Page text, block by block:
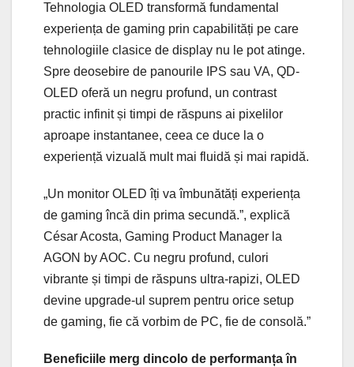
Tehnologia OLED transformă fundamental
experiența de gaming prin capabilități pe care
tehnologiile clasice de display nu le pot atinge.
Spre deosebire de panourile IPS sau VA, QD-
OLED oferă un negru profund, un contrast
practic infinit și timpi de răspuns ai pixelilor
aproape instantanee, ceea ce duce la o
experiență vizuală mult mai fluidă și mai rapidă.
„Un monitor OLED îți va îmbunătăți experiența
de gaming încă din prima secundă.”, explică
César Acosta, Gaming Product Manager la
AGON by AOC. Cu negru profund, culori
vibrante și timpi de răspuns ultra-rapizi, OLED
devine upgrade-ul suprem pentru orice setup
de gaming, fie că vorbim de PC, fie de consolă.”
Beneficiile merg dincolo de performanța în